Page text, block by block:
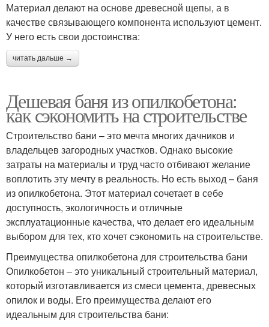
Материал делают на основе древесной щепы, а в
качестве связывающего компонента используют цемент.
У него есть свои достоинства:
читать дальше →
Дешевая баня из опилкобетона:
как сэкономить на строительстве
Строительство бани – это мечта многих дачников и
владельцев загородных участков. Однако высокие
затраты на материалы и труд часто отбивают желание
воплотить эту мечту в реальность. Но есть выход – баня
из опилкобетона. Этот материал сочетает в себе
доступность, экологичность и отличные
эксплуатационные качества, что делает его идеальным
выбором для тех, кто хочет сэкономить на строительстве.
Преимущества опилкобетона для строительства бани
Опилкобетон – это уникальный строительный материал,
который изготавливается из смеси цемента, древесных
опилок и воды. Его преимущества делают его
идеальным для строительства бани: